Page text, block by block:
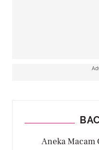
Aneka Macam